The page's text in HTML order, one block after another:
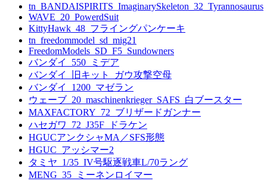
tn_BANDAISPIRITS_ImaginarySkeleton_32_Tyrannosaurus
WAVE_20_PowerdSuit
KittyHawk_48_フライングパンケーキ
tn_freedommodel_sd_mig21
FreedomModels_SD_F5_Sundowners
バンダイ_550_ミデア
バンダイ_旧キット_ガウ攻撃空母
バンダイ_1200_マゼラン
ウェーブ_20_maschinenkrieger_SAFS_白ブースター
MAXFACTORY_72_ブリザードガンナー
ハセガワ_72_J35F_ドラケン
HGUCアンクシャMA／SFS形態
HGUC_アッシマー2
タミヤ_1/35_IV号駆逐戦車L/70ラング
MENG_35_ミーネンロイマー